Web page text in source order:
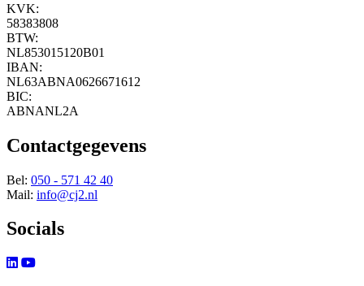
KVK:
58383808
BTW:
NL853015120B01
IBAN:
NL63ABNA0626671612
BIC:
ABNANL2A
Contactgegevens
Bel: 050 - 571 42 40
Mail: info@cj2.nl
Socials